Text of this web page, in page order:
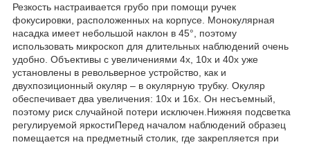
Резкость настраивается грубо при помощи ручек
фокусировки, расположенных на корпусе. Монокулярная
насадка имеет небольшой наклон в 45°, поэтому
использовать микроскоп для длительных наблюдений очень
удобно. Объективы с увеличениями 4х, 10х и 40х уже
установлены в револьверное устройство, как и
двухпозиционный окуляр – в окулярную трубку. Окуляр
обеспечивает два увеличения: 10х и 16х. Он несъемный,
поэтому риск случайной потери исключен.Нижняя подсветка
регулируемой яркостиПеред началом наблюдений образец
помещается на предметный столик, где закрепляется при